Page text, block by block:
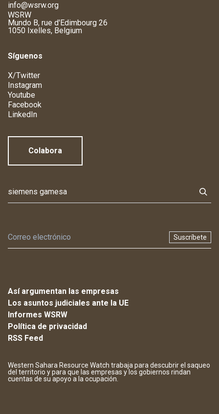
info@wsrw.org
WSRW
Mundo B, rue d'Edimbourg 26
1050 Ixelles, Belgium
Síguenos
X/Twitter
Instagram
Youtube
Facebook
LinkedIn
Colabora
Suscríbete
Así argumentan las empresas
Los asuntos judiciales ante la UE
Informes WSRW
Política de privacidad
RSS Feed
Western Sahara Resource Watch trabaja para descubrir el saqueo
del territorio y para que las empresas y los gobiernos rindan
cuentas de su apoyo a la ocupación.